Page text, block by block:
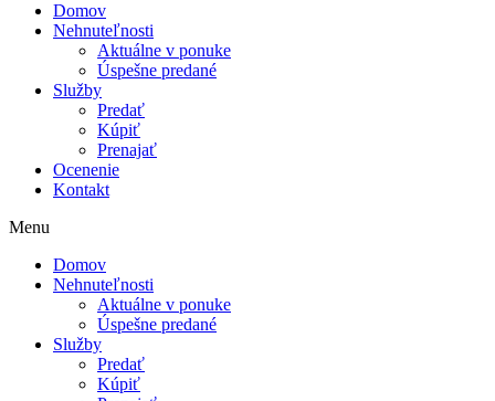
Domov
Nehnuteľnosti
Aktuálne v ponuke
Úspešne predané
Služby
Predať
Kúpiť
Prenajať
Ocenenie
Kontakt
Menu
Domov
Nehnuteľnosti
Aktuálne v ponuke
Úspešne predané
Služby
Predať
Kúpiť